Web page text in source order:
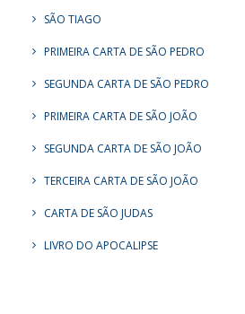
SÃO TIAGO
PRIMEIRA CARTA DE SÃO PEDRO
SEGUNDA CARTA DE SÃO PEDRO
PRIMEIRA CARTA DE SÃO JOÃO
SEGUNDA CARTA DE SÃO JOÃO
TERCEIRA CARTA DE SÃO JOÃO
CARTA DE SÃO JUDAS
LIVRO DO APOCALIPSE